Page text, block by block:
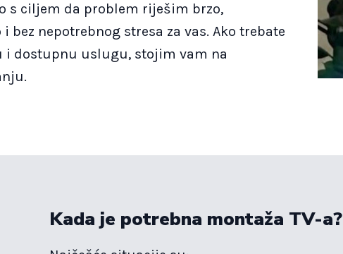
s ciljem da problem riješim brzo,
bez nepotrebnog stresa za vas. Ako trebate
i dostupnu uslugu, stojim vam na
Kada je potrebna montaža TV-a?